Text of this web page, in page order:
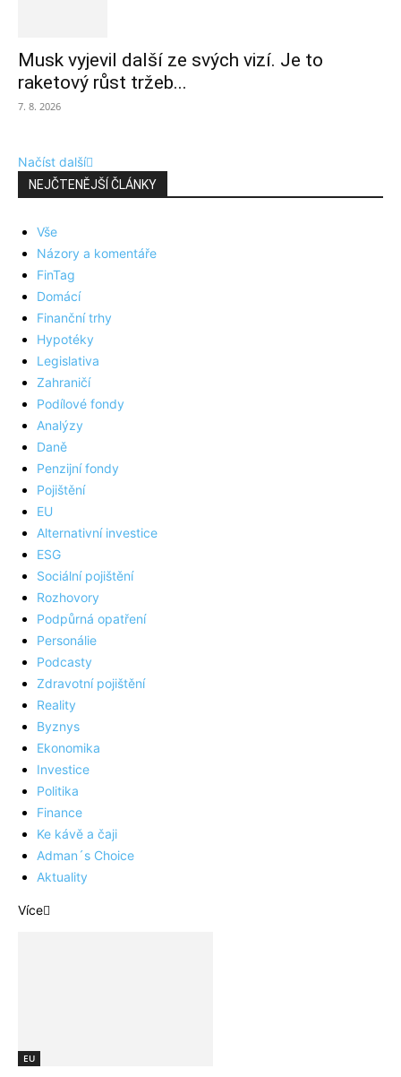
Musk vyjevil další ze svých vizí. Je to
raketový růst tržeb...
7. 8. 2026
Načíst další
NEJČTENĚJŠÍ ČLÁNKY
Vše
Názory a komentáře
FinTag
Domácí
Finanční trhy
Hypotéky
Legislativa
Zahraničí
Podílové fondy
Analýzy
Daně
Penzijní fondy
Pojištění
EU
Alternativní investice
ESG
Sociální pojištění
Rozhovory
Podpůrná opatření
Personálie
Podcasty
Zdravotní pojištění
Reality
Byznys
Ekonomika
Investice
Politika
Finance
Ke kávě a čaji
Adman´s Choice
Aktuality
Více
EU